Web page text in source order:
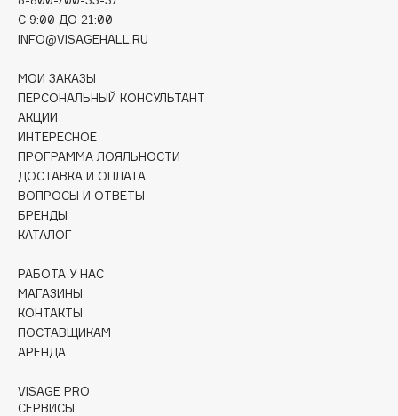
Dessange
Divage
Dolce & Gabbana
Dolomit
Dorco
DP Daily Perfection
Dr. Vranjes Firenze
Dr.Althea
DSD de Luxe
Dyson
E
C 9:00 ДО 21:00
INFO@VISAGEHALL.RU
МОИ ЗАКАЗЫ
ПЕРСОНАЛЬНЫЙ КОНСУЛЬТАНТ
АКЦИИ
ИНТЕРЕСНОЕ
ПРОГРАММА ЛОЯЛЬНОСТИ
ДОСТАВКА И ОПЛАТА
ВОПРОСЫ И ОТВЕТЫ
БРЕНДЫ
КАТАЛОГ
РАБОТА У НАС
МАГАЗИНЫ
КОНТАКТЫ
ПОСТАВЩИКАМ
АРЕНДА
VISAGE PRO
СЕРВИСЫ